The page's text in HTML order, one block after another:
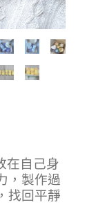
在自己身
，製作過
找回平靜